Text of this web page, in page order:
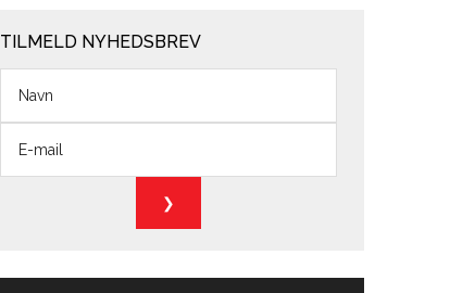
TILMELD NYHEDSBREV